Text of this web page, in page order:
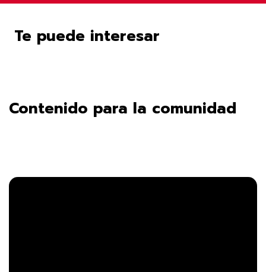
Te puede interesar
Contenido para la comunidad